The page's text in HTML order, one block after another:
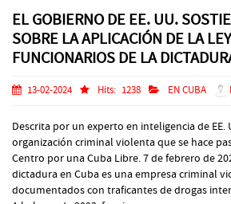
EL GOBIERNO DE EE. UU.
SOBRE LA APLICACIÓN DE LA
FUNCIONARIOS DE LA
13-02-2024 Hits: 1238 EN CUBA
Descrita por un experto en inteligencia de EE.
organización criminal violenta que se hace
Centro por una Cuba Libre. 7 de febrero de
dictadura en Cuba es una empresa criminal
documentados con traficantes de drogas